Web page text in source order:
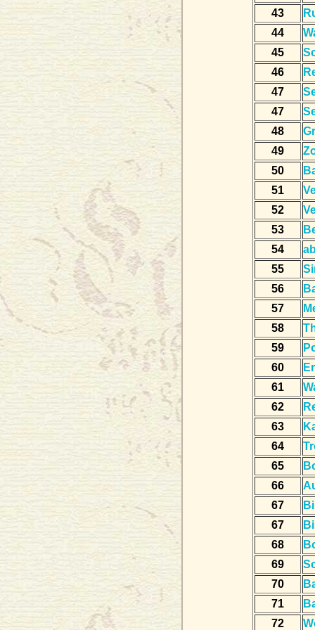
43
44
45
46
47
47
48
49
50
51
52
53
54
55
56
57
58
59
60
61
62
63
64
65
66
67
67
68
69
70
71
72